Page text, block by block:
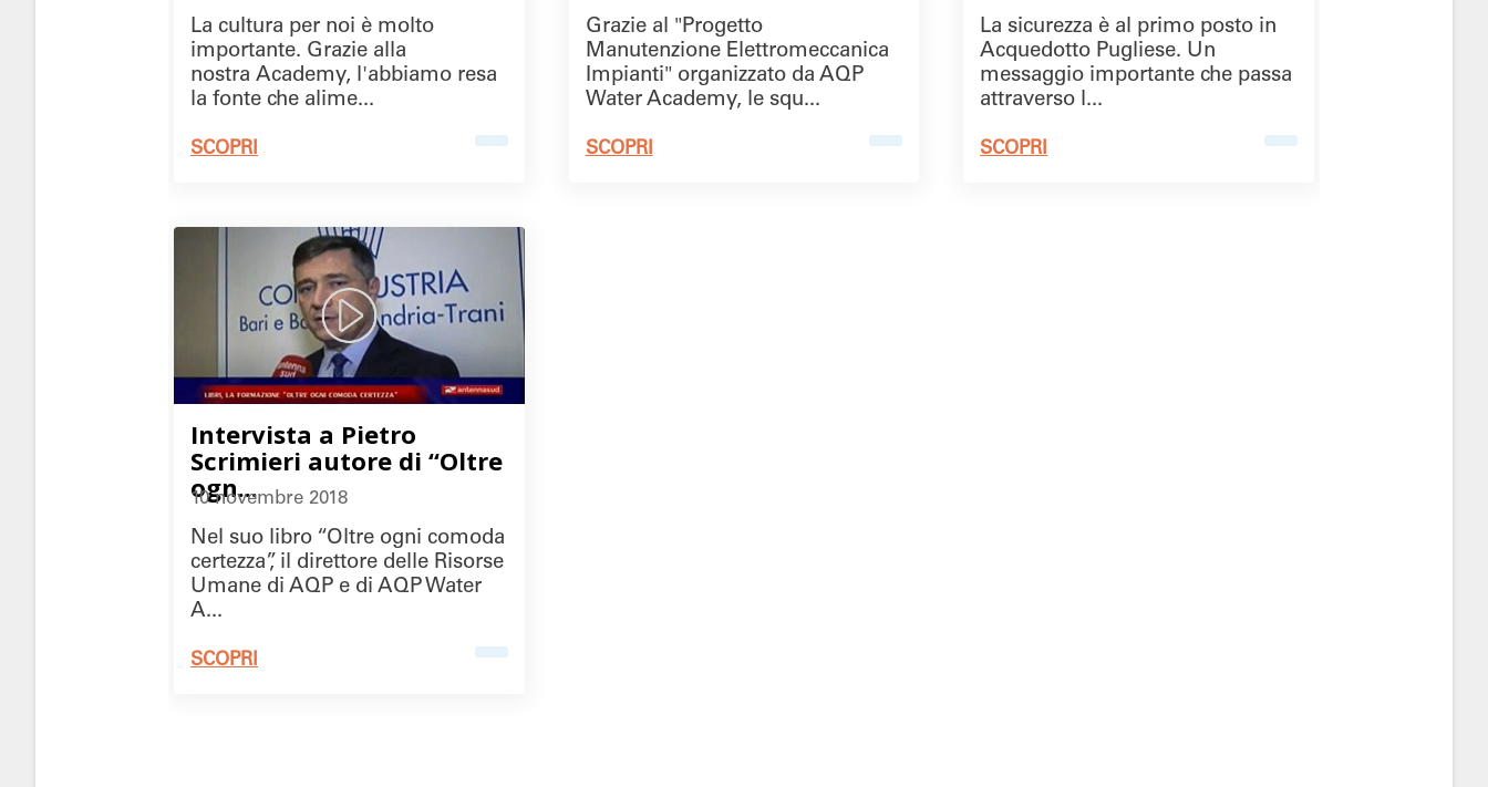
La cultura per noi è molto
importante. Grazie alla
nostra Academy, l'abbiamo resa
la fonte che alime...
SCOPRI
Grazie al "Progetto
Manutenzione Elettromeccanica
Impianti" organizzato da AQP
Water Academy, le squ...
SCOPRI
La sicurezza è al primo posto in
Acquedotto Pugliese. Un
messaggio importante che passa
attraverso l...
SCOPRI
Intervista a Pietro
Scrimieri autore di “Oltre
ogn...
10 novembre 2018
Nel suo libro “Oltre ogni comoda
certezza”, il direttore delle Risorse
Umane di AQP e di AQP Water
A...
SCOPRI